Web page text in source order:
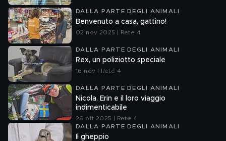
DALLA PARTE DEGLI ANIMALI
Benvenuto a casa, gattino!
02 nov 2025 | Rete 4
DALLA PARTE DEGLI ANIMALI
Rex, un poliziotto speciale
16 nov | Rete 4
DALLA PARTE DEGLI ANIMALI
Nicola, Erin e il loro viaggio
indimenticabile
26 ott 2025 | Rete 4
DALLA PARTE DEGLI ANIMALI
Il gheppio